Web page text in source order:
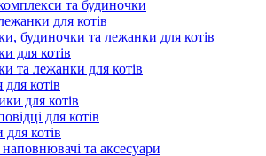
та будиночки
для котів
будиночки та лежанки для котів
для котів
та лежанки для котів
для котів
для котів
для котів
котів
та аксесуари